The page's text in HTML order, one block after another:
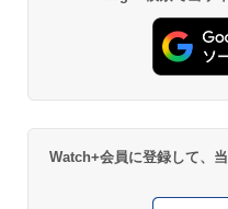
Watch+会員に登録して、